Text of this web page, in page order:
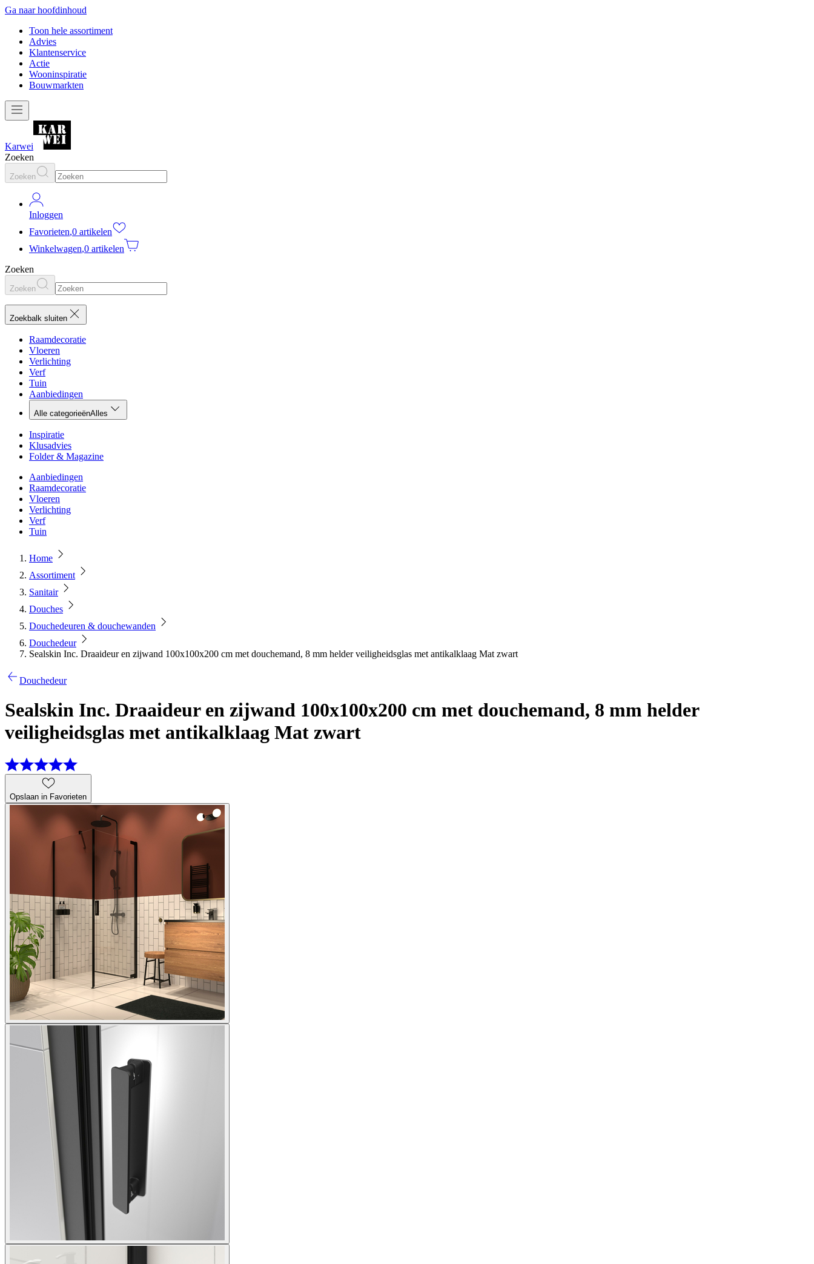
Ga naar hoofdinhoud
Toon hele assortiment
Advies
Klantenservice
Actie
Wooninspiratie
Bouwmarkten
Karwei
Zoeken
Zoeken
Inloggen
Favorieten,0 artikelen
Winkelwagen,0 artikelen
Zoeken
Zoeken
Zoekbalk sluiten
Raamdecoratie
Vloeren
Verlichting
Verf
Tuin
Aanbiedingen
Alle categorieënAlles
Inspiratie
Klusadvies
Folder & Magazine
Aanbiedingen
Raamdecoratie
Vloeren
Verlichting
Verf
Tuin
Home
Assortiment
Sanitair
Douches
Douchedeuren & douchewanden
Douchedeur
Sealskin Inc. Draaideur en zijwand 100x100x200 cm met douchemand, 8 mm helder veiligheidsglas met antikalklaag Mat zwart
Douchedeur
Sealskin Inc. Draaideur en zijwand 100x100x200 cm met douchemand, 8 mm helder
veiligheidsglas met antikalklaag Mat zwart
Opslaan in Favorieten